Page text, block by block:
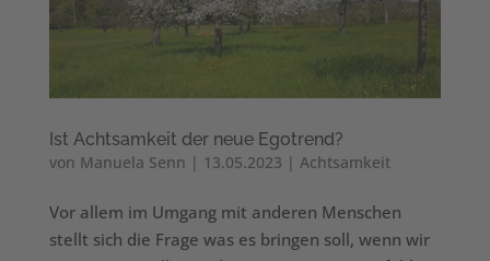
Ist Achtsamkeit der neue Egotrend?
von Manuela Senn | 13.05.2023 | Achtsamkeit
Vor allem im Umgang mit anderen Menschen
stellt sich die Frage was es bringen soll, wenn wir